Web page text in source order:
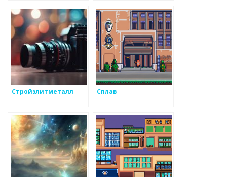
Стройэлитметалл Сплав